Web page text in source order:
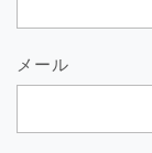
メール